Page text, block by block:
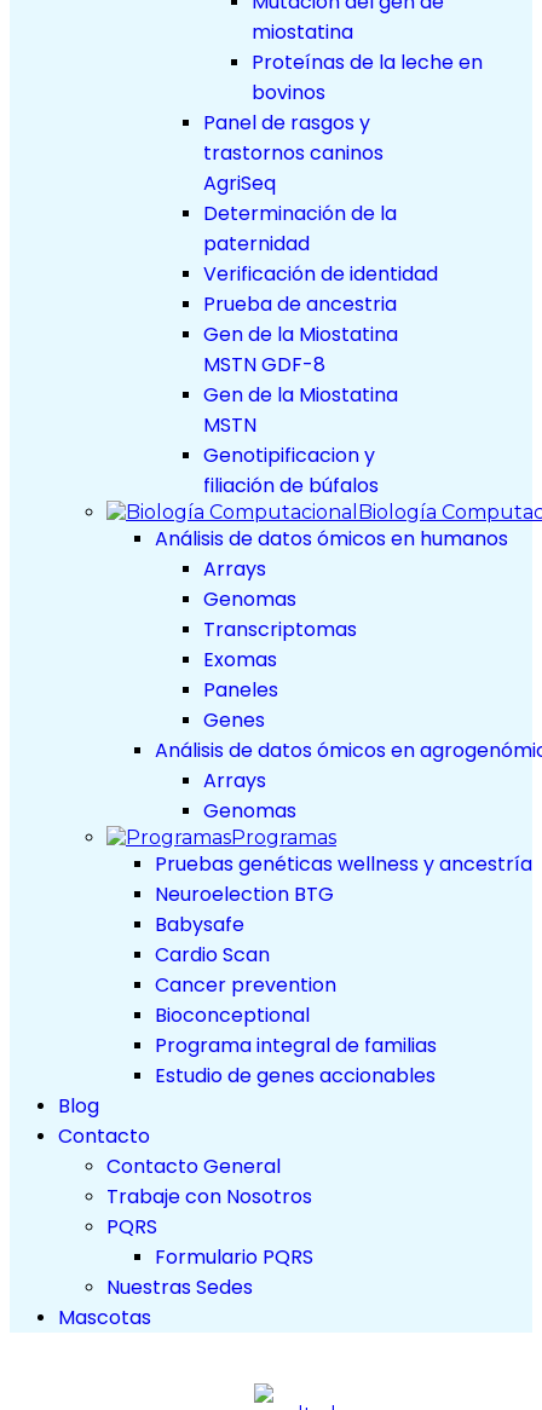
miostatina
Proteínas de la leche en
bovinos
Panel de rasgos y
trastornos caninos
AgriSeq
Determinación de la
paternidad
Verificación de identidad
Prueba de ancestria
Gen de la Miostatina
MSTN GDF-8
Gen de la Miostatina
MSTN
Genotipificacion y
filiación de búfalos
Biología
Análisis de datos ómicos en humanos
Arrays
Genomas
Transcriptomas
Exomas
Paneles
Genes
Análisis de datos ómicos en
Arrays
Genomas
Programas
Pruebas genéticas wellness y ancestría
Neuroelection BTG
Babysafe
Cardio Scan
Cancer prevention
Bioconceptional
Programa integral de familias
Estudio de genes accionables
Blog
Contacto
Contacto General
Trabaje con Nosotros
PQRS
Formulario PQRS
Nuestras Sedes
Mascotas